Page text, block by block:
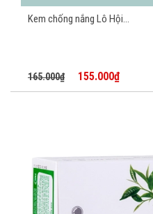
Kem chống nắng Lô Hội...
165.000₫ 155.000₫